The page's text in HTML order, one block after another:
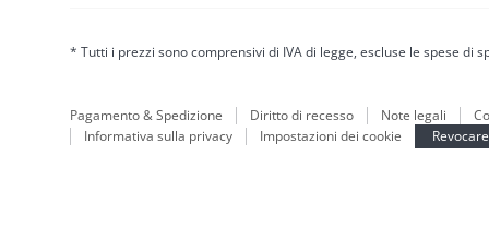
LOVE
München
Sostenibile
* Tutti i prezzi sono comprensivi di IVA di legge, escluse le spese di
Pagamento & Spedizione Diritto di recesso Note legali
Informativa sulla privacy
Impostazioni dei cookie